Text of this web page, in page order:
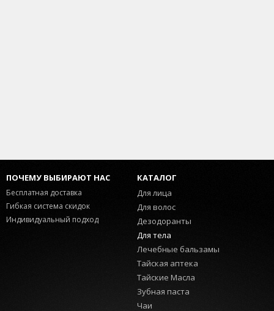
ПОЧЕМУ ВЫБИРАЮТ НАС
Бесплатная доставка
Гибкая система скидок
Индивидуальный подход
КАТАЛОГ
Для лица
Для волос
Дезодоранты
Для тела
Лечебные бальзамы
Тайская аптека
Тайские Масла
Зубная паста
Чаи